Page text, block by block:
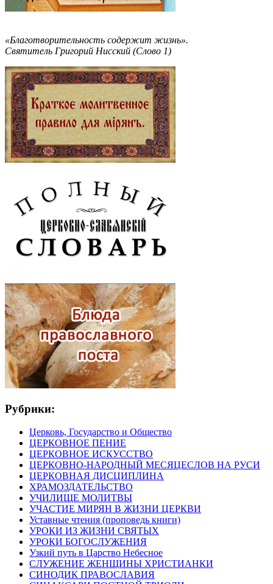
«Благотворительность содержит жизнь».
Святитель Григорий Нисский (Слово 1)
Рубрики:
Церковь, Государство и Общество
ЦЕРКОВНОЕ ПЕНИЕ
ЦЕРКОВНОЕ ИСКУССТВО
ЦЕРКОВНО-НАРОДНЫЙ МЕСЯЦЕСЛОВ НА РУСИ
ЦЕРКОВНАЯ ДИСЦИПЛИНА
ХРАМОЗДАТЕЛЬСТВО
УЧИЛИЩЕ МОЛИТВЫ
УЧАСТИЕ МИРЯН В ЖИЗНИ ЦЕРКВИ
Уставные чтения (проповедь книги)
УРОКИ ИЗ ЖИЗНИ СВЯТЫХ
УРОКИ БОГОСЛУЖЕНИЯ
Узкий путь в Царство Небесное
СЛУЖЕНИЕ ЖЕНЩИНЫ ХРИСТИАНКИ
СИНОДИК ПРАВОСЛАВИЯ